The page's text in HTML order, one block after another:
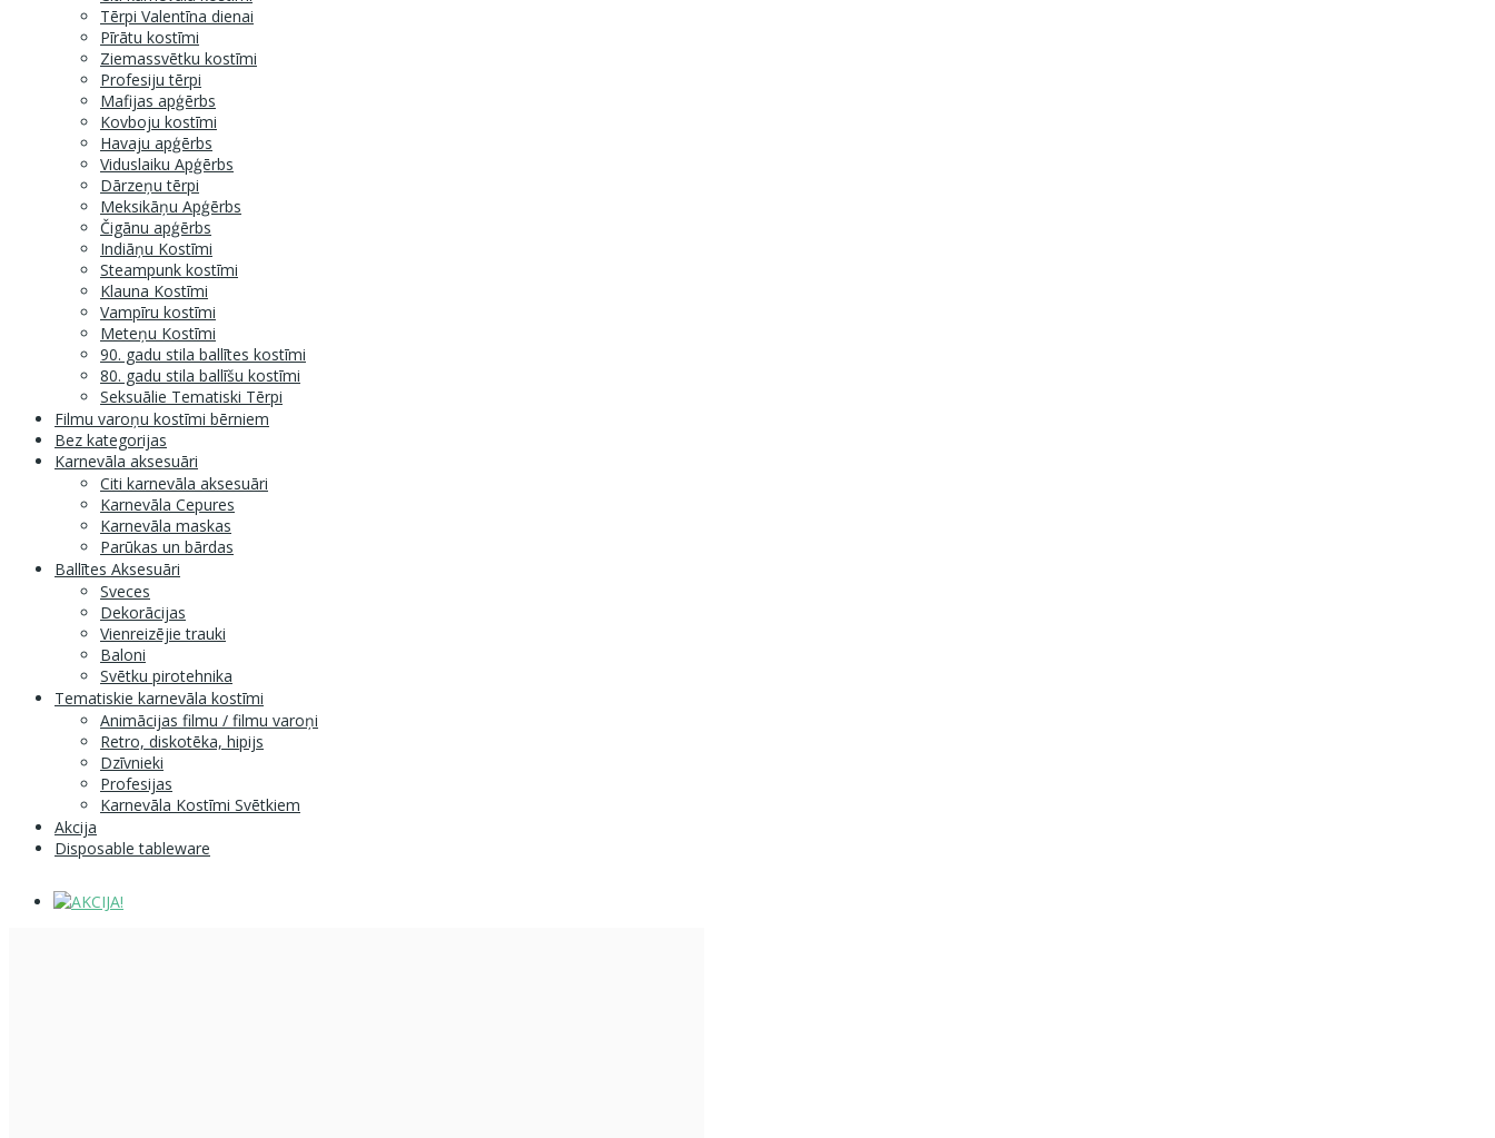
Tērpi Valentīna dienai
Pīrātu kostīmi
Ziemassvētku kostīmi
Profesiju tērpi
Mafijas apģērbs
Kovboju kostīmi
Havaju apģērbs
Viduslaiku Apģērbs
Dārzeņu tērpi
Meksikāņu Apģērbs
Čigānu apģērbs
Indiāņu Kostīmi
Steampunk kostīmi
Klauna Kostīmi
Vampīru kostīmi
Meteņu Kostīmi
90. gadu stila ballītes kostīmi
80. gadu stila ballīšu kostīmi
Seksuālie Tematiski Tērpi
Filmu varoņu kostīmi bērniem
Bez kategorijas
Karnevāla aksesuāri
Citi karnevāla aksesuāri
Karnevāla Cepures
Karnevāla maskas
Parūkas un bārdas
Ballītes Aksesuāri
Sveces
Dekorācijas
Vienreizējie trauki
Baloni
Svētku pirotehnika
Tematiskie karnevāla kostīmi
Animācijas filmu / filmu varoņi
Retro, diskotēka, hipijs
Dzīvnieki
Profesijas
Karnevāla Kostīmi Svētkiem
Akcija
Disposable tableware